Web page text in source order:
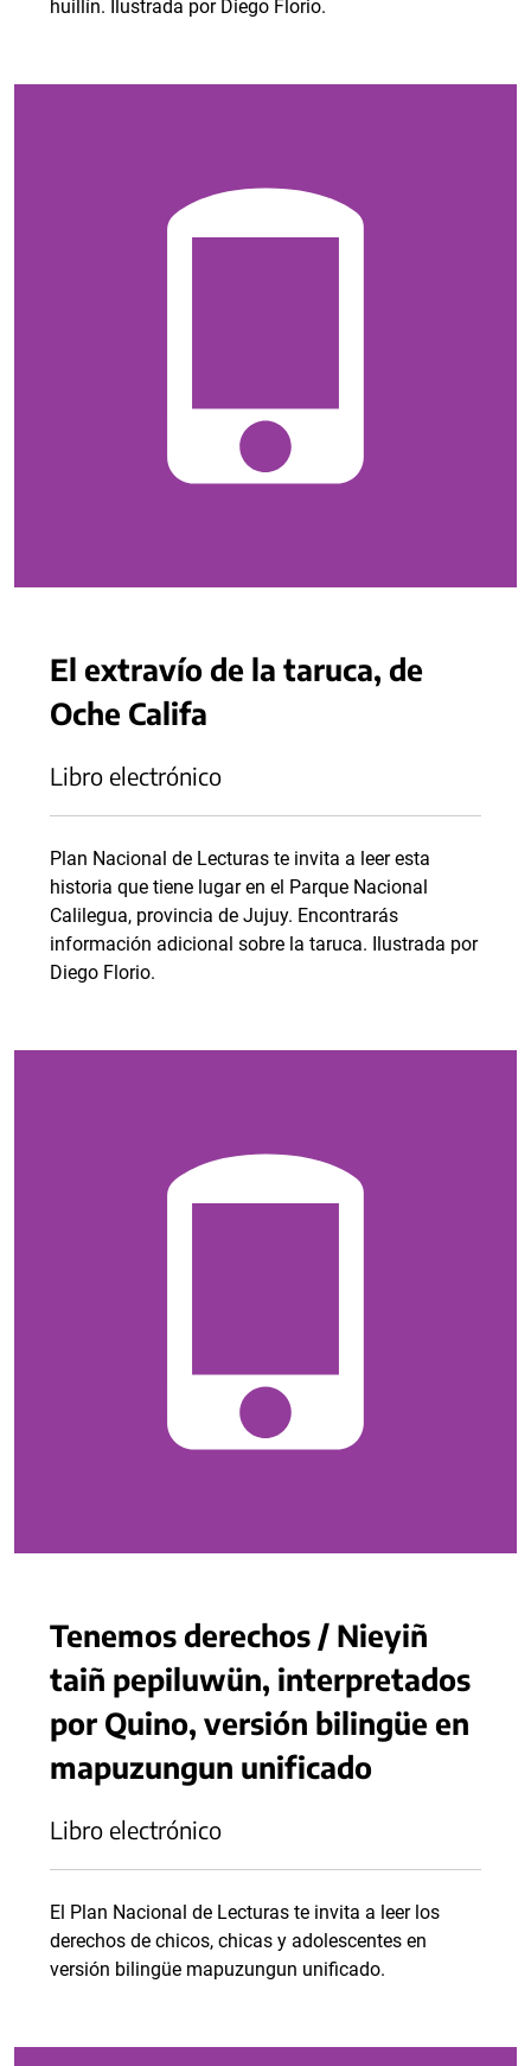
huillín. Ilustrada por Diego Florio.
El extravío de la taruca, de
Oche Califa
Libro electrónico
Plan Nacional de Lecturas te invita a leer esta
historia que tiene lugar en el Parque Nacional
Calilegua, provincia de Jujuy. Encontrarás
información adicional sobre la taruca. Ilustrada por
Diego Florio.
Tenemos derechos / Nieyiñ
taiñ pepiluwün, interpretados
por Quino, versión bilingüe en
mapuzungun unificado
Libro electrónico
El Plan Nacional de Lecturas te invita a leer los
derechos de chicos, chicas y adolescentes en
versión bilingüe mapuzungun unificado.